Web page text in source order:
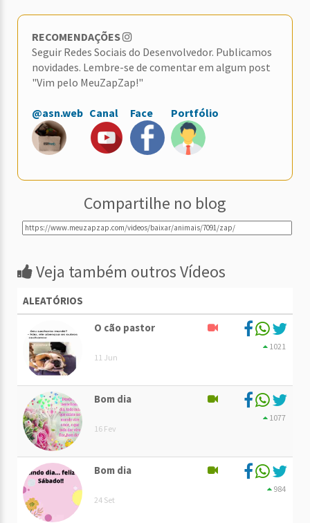
RECOMENDAÇÕES
Seguir Redes Sociais do Desenvolvedor. Publicamos
novidades. Lembre-se de comentar em algum post
"Vim pelo MeuZapZap!"
@asn.web Canal Face Portfólio
Compartilhe no blog
Veja também outros Vídeos
ALEATÓRIOS
O cão pastor
11 Jun
1021
Bom dia
16 Fev
1077
Bom dia
24 Set
984